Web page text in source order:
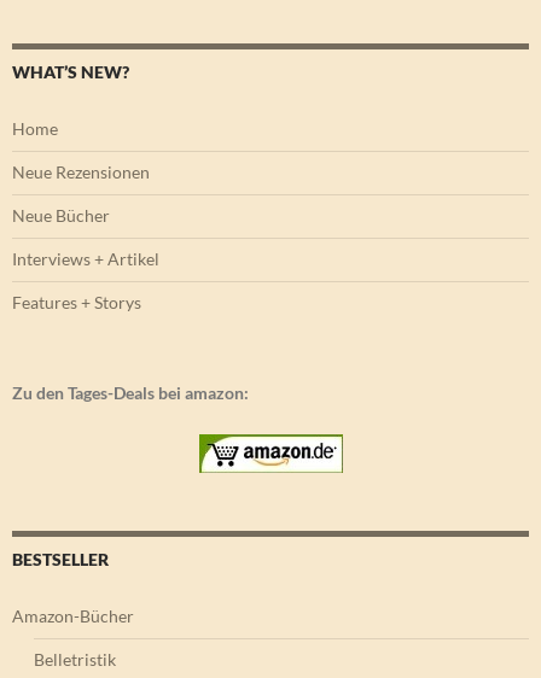
WHAT’S NEW?
Home
Neue Rezensionen
Neue Bücher
Interviews + Artikel
Features + Storys
Zu den Tages-Deals bei amazon:
BESTSELLER
Amazon-Bücher
Belletristik